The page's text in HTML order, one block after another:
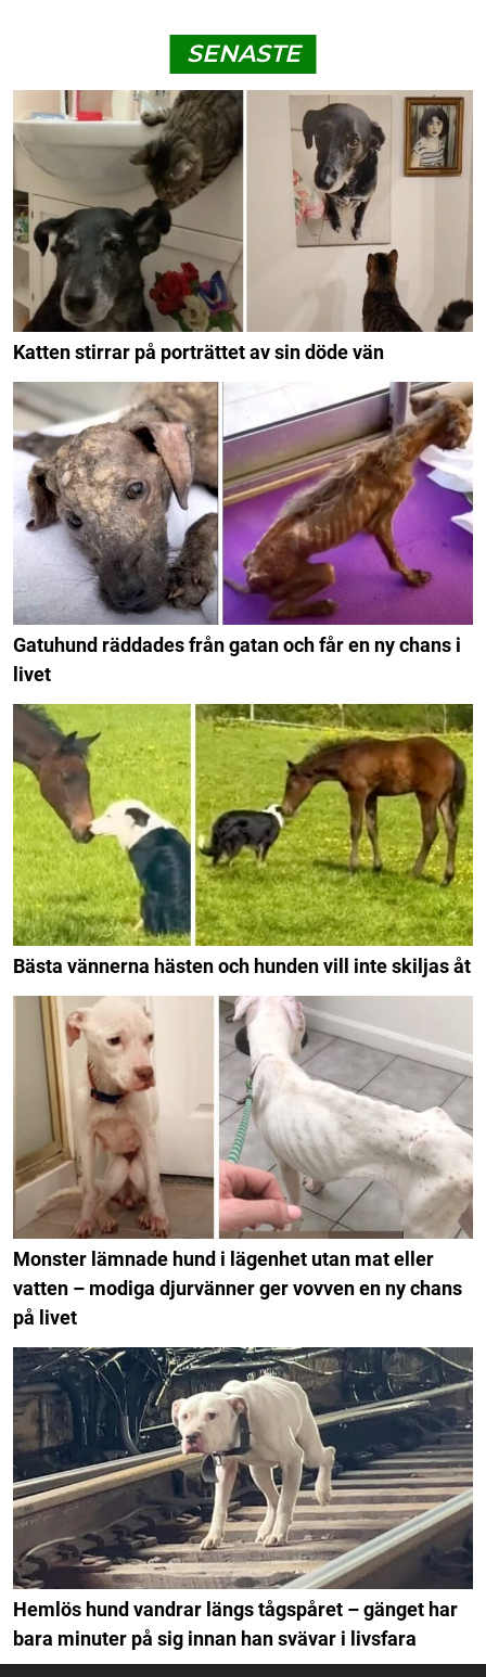
SENASTE
Katten stirrar på porträttet av sin döde vän
Gatuhund räddades från gatan och får en ny chans i
livet
Bästa vännerna hästen och hunden vill inte skiljas åt
Monster lämnade hund i lägenhet utan mat eller
vatten – modiga djurvänner ger vovven en ny chans
på livet
Hemlös hund vandrar längs tågspåret – gänget har
bara minuter på sig innan han svävar i livsfara